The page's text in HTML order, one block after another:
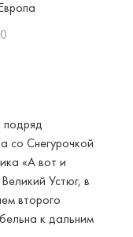
0
со Снегурочкой
«А вот и
Устюг, в
второго
к дальним